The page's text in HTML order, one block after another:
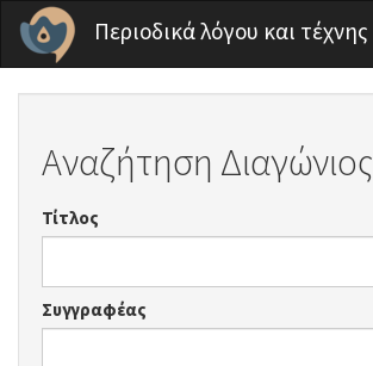
Παράκαμψη προς το κυρίως περιεχόμενο
Περιοδικά λόγου και τέχνης
Αναζήτηση Διαγώνιος
Τίτλος
Συγγραφέας